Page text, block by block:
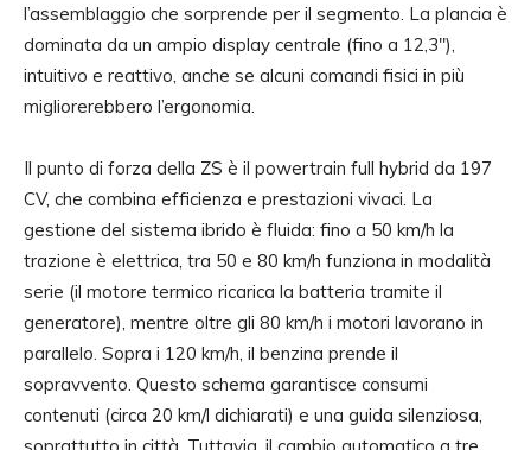
l’assemblaggio che sorprende per il segmento. La plancia è
dominata da un ampio display centrale (fino a 12,3″),
intuitivo e reattivo, anche se alcuni comandi fisici in più
migliorerebbero l’ergonomia.
Il punto di forza della ZS è il powertrain full hybrid da 197
CV, che combina efficienza e prestazioni vivaci. La
gestione del sistema ibrido è fluida: fino a 50 km/h la
trazione è elettrica, tra 50 e 80 km/h funziona in modalità
serie (il motore termico ricarica la batteria tramite il
generatore), mentre oltre gli 80 km/h i motori lavorano in
parallelo. Sopra i 120 km/h, il benzina prende il
sopravvento. Questo schema garantisce consumi
contenuti (circa 20 km/l dichiarati) e una guida silenziosa,